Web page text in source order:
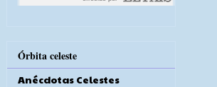
Órbita celeste
Anécdotas Celestes